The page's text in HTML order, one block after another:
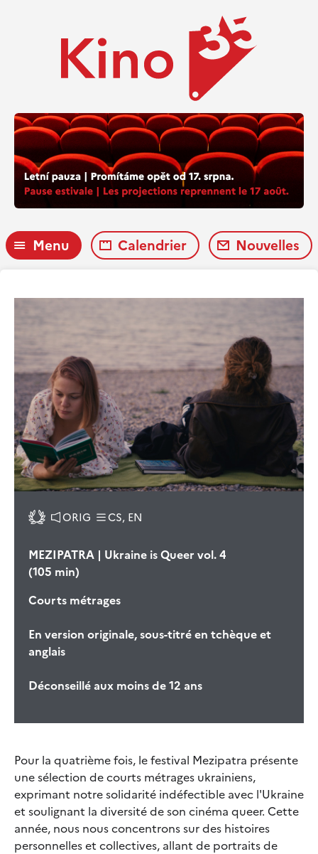
Menu Calendrier Nouvelles
ORIG CS, EN
MEZIPATRA | Ukraine is Queer vol. 4
(105 min)
Courts métrages
En version originale, sous-titré en tchèque et
anglais
Déconseillé aux moins de 12 ans
Pour la quatrième fois, le festival Mezipatra présente
une sélection de courts métrages ukrainiens,
exprimant notre solidarité indéfectible avec l'Ukraine
et soulignant la diversité de son cinéma queer. Cette
année, nous nous concentrons sur des histoires
personnelles et collectives, allant de portraits de